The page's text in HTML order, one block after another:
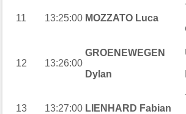
11 13:25:00 MOZZATO Luca
12 13:26:00
GROENEWEGEN
Dylan
13 13:27:00 LIENHARD Fabian